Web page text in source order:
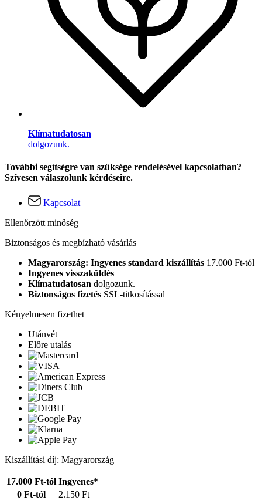
Klímatudatosan
dolgozunk.
További segítségre van szüksége rendelésével kapcsolatban?
Szívesen válaszolunk kérdéseire.
Kapcsolat
Ellenőrzött minőség
Biztonságos és megbízható vásárlás
Magyarország: Ingyenes standard kiszállítás 17.000 Ft-tól
Ingyenes visszaküldés
Klímatudatosan dolgozunk.
Biztonságos fizetés SSL-titkosítással
Kényelmesen fizethet
Utánvét
Előre utalás
Kiszállítási díj: Magyarország
17.000 Ft-tól Ingyenes*
0 Ft-tól
2.150 Ft